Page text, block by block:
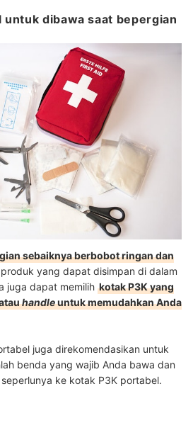
untuk dibawa saat bepergian
sebaiknya berbobot ringan dan
produk yang dapat disimpan di dalam
juga dapat memilih kotak P3K yang
handleuntuk memudahkan Anda
juga direkomendasikan untuk
benda yang wajib Anda bawa dan
ke kotak P3K portabel.